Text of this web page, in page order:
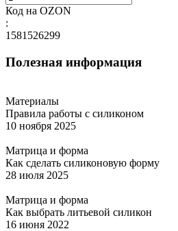
Код на OZON
:
1581526299
Полезная информация
Материалы
Правила работы с силиконом
10 ноября 2025
Матрица и форма
Как сделать силиконовую форму
28 июля 2025
Матрица и форма
Как выбрать литьевой силикон
16 июня 2022